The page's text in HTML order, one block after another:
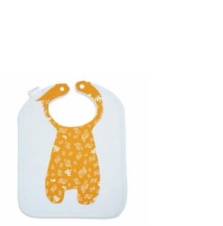
Select options